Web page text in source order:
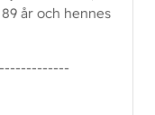
år och hennes